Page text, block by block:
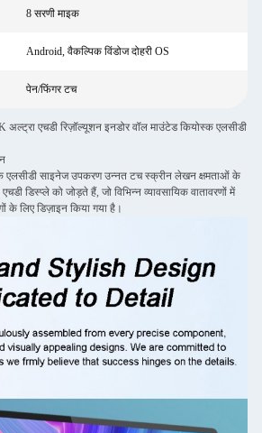
8 सरणी माइक
Android, वैकल्पिक विंडोज दोहरी OS
पेन/फिंगर टच
एचडी रिज़ॉल्यूशन इनडोर वॉल माउंटेड कियोस्क एलसीडी
एलसीडी साइनेज उपकरण उन्नत टच स्क्रीन लेखन क्षमताओं के
डिस्प्ले को जोड़ते हैं, जो विभिन्न व्यावसायिक वातावरणों में
के लिए डिज़ाइन किया गया है।